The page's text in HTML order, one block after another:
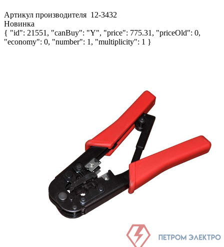
Артикул производителя 12-3432
Новинка
{ "id": 21551, "canBuy": "Y", "price": 775.31, "priceOld": 0,
"economy": 0, "number": 1, "multiplicity": 1 }